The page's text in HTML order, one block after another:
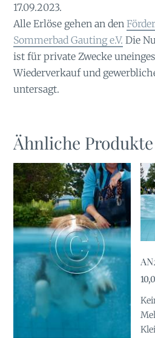
17.09.2023.
Alle Erlöse gehen an den
Sommerbad Gauting e.V. Die
ist für private Zwecke
Wiederverkauf und
untersagt.
Ähnliche Produkte